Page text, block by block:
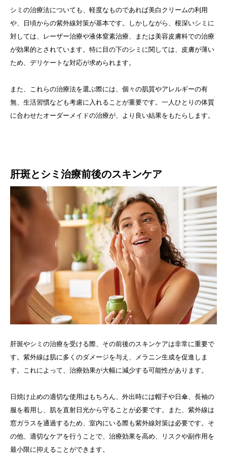
シミの治療法についても、軽度なものであれば美白クリームの利用
や、日頃からの紫外線対策が基本です。しかしながら、根深いシミに
対しては、レーザー治療や液体窒素治療、または美容皮膚科での治療
が効果的とされています。特に目の下のシミに関しては、皮膚が薄い
ため、デリケートな対応が求められます。
また、これらの治療法を選ぶ際には、個々の肌質やアレルギーの有
無、生活習慣なども考慮に入れることが重要です。一人ひとりの体質
に合わせたオーダーメイドの治療が、より良い結果をもたらします。
肝斑とシミ治療前後のスキンケア
肝斑やシミの治療を受ける際、その前後のスキンケアは非常に重要で
す。紫外線は肌に多くのダメージを与え、メラニン生成を促進しま
す。これによって、治療効果が大幅に減少する可能性があります。
日焼け止めの適切な使用はもちろん、外出時には帽子や日傘、長袖の
服を着用し、肌を直射日光から守ることが必要です。また、紫外線は
窓ガラスを通過するため、室内にいる際も紫外線対策は必要です。そ
の他、適切なケアを行うことで、治療効果を高め、リスクや副作用を
最小限に抑えることができます。